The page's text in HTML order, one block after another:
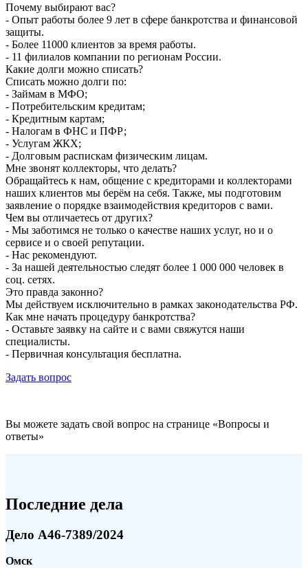
Почему выбирают вас?
- Опыт работы более 9 лет в сфере банкротства и финансовой
защиты.
- Более 11000 клиентов за время работы.
- 11 филиалов компании по регионам России.
Какие долги можно списать?
Списать можно долги по:
- Займам в МФО;
- Потребительским кредитам;
- Кредитным картам;
- Налогам в ФНС и ПФР;
- Услугам ЖКХ;
- Долговым распискам физическим лицам.
Мне звонят коллекторы, что делать?
Обращайтесь к нам, общение с кредиторами и коллекторами
наших клиентов мы берём на себя. Также, мы подготовим
заявление о порядке взаимодействия кредиторов с вами.
Чем вы отличаетесь от других?
- Мы заботимся не только о качестве наших услуг, но и о
сервисе и о своей репутации.
- Нас рекомендуют.
- За нашей деятельностью следят более 1 000 000 человек в
соц. сетях.
Это правда законно?
Мы действуем исключительно в рамках законодательства РФ.
Как мне начать процедуру банкротства?
- Оставьте заявку на сайте и с вами свяжутся наши
специалисты.
- Первичная консультация бесплатна.
Задать вопрос
Вы можете задать свой вопрос на странице «Вопросы и
ответы»
Последние дела
Дело А46-7389/2024
Омск